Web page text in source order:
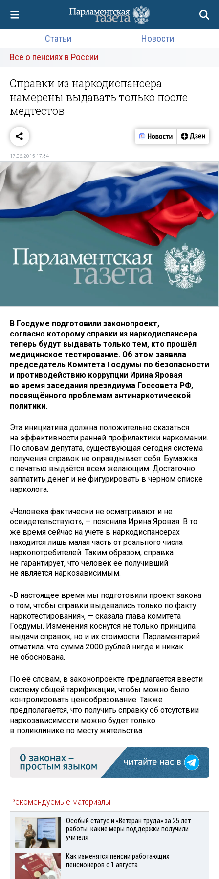
Статьи
Новости
Все о пенсиях в России
Справки из наркодиспансера
намерены выдавать только после
медтестов
17.06.2015 17:34
В Госдуме подготовили законопроект,
согласно которому справки из наркодиспансера
теперь будут выдавать только тем, кто прошёл
медицинское тестирование. Об этом заявила
председатель Комитета Госдумы по безопасности
и противодействию коррупции Ирина Яровая
во время заседания президиума Госсовета РФ,
посвящённого проблемам антинаркотической
политики.
Эта инициатива должна положительно сказаться
на эффективности ранней профилактики наркомании.
По словам депутата, существующая сегодня система
получения справок не оправдывает себя. Бумажка
с печатью выдаётся всем желающим. Достаточно
заплатить денег и не фигурировать в чёрном списке
нарколога.
«Человека фактически не осматривают и не
освидетельствуют», — пояснила Ирина Яровая. В то
же время сейчас на учёте в наркодиспансерах
находится лишь малая часть от реального числа
наркопотребителей. Таким образом, справка
не гарантирует, что человек её получивший
не является наркозависимым.
«В настоящее время мы подготовили проект закона
о том, чтобы справки выдавались только по факту
наркотестирования», — сказала глава комитета
Госдумы. Изменения коснутся не только принципа
выдачи справок, но и их стоимости. Парламентарий
отметила, что сумма 2000 рублей нигде и никак
не обоснована.
По её словам, в законопроекте предлагается ввести
систему общей тарификации, чтобы можно было
контролировать ценообразование. Также
предполагается, что получить справку об отсутствии
наркозависимости можно будет только
в поликлинике по месту жительства.
Рекомендуемые материалы
Особый статус и «Ветеран труда» за 25 лет
работы: какие меры поддержки получили
учителя
Как изменятся пенсии работающих
пенсионеров с 1 августа